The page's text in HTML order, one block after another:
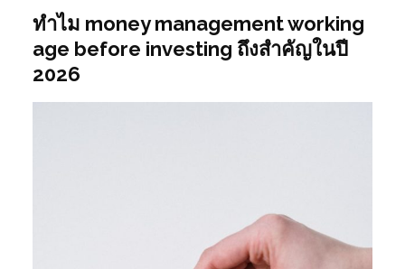
ทำไม money management working
age before investing ถึงสำคัญในปี
2026